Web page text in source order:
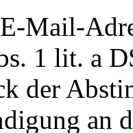
Mail-
1 lit. a
der
an